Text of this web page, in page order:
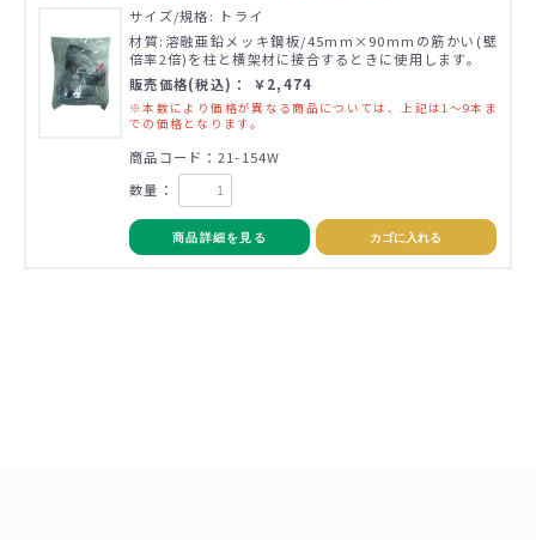
サイズ/規格: トライ
材質:溶融亜鉛メッキ鋼板/45mm×90mmの筋かい(壁
倍率2倍)を柱と横架材に接合するときに使用します。
販売価格(税込)： ￥2,474
※本数により価格が異なる商品については、上記は1～9本ま
での価格となります。
商品コード：21-154W
数量：
商品詳細を見る カゴに入れる